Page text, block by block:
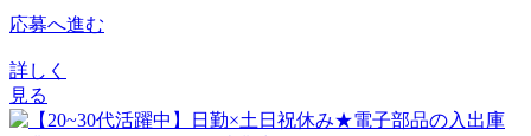
応募へ進む
詳しく
見る